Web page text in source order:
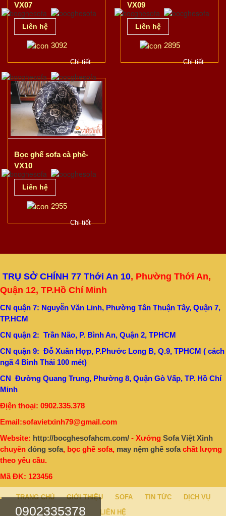
VX07
Liên hệ
3092
Chi tiết
VX09
Liên hệ
2895
Chi tiết
Bọc ghế sofa cà phê-
VX10
Liên hệ
2955
Chi tiết
TRỤ SỞ CHÍNH 77 Thới An 10, Phường Thới An,
Quận 12, TP.Hồ Chí Minh
CN quận 7: Nguyễn Văn Linh, Phường Tân Thuận Tây, Quận 7,
TP.HCM
CN quận 2: Trần Não, P. Bình An, Quận 2, TPHCM
CN quận 9: Đỗ Xuân Hợp, P.Phước Long B, Q.9, TPHCM ( cách
ngã 4 Bình Thái 100 mét)
CN Đường Quang Trung, Phường 8, Quận Gò Vấp, TP. Hồ Chí
Minh
Địện thoại: 0902.335.378
Email:sofavietxinh79@gmail.com
Website: http://bocghesofahcm.com/ - Xưởng Sofa Việt Xinh
chuyên đóng sofa, bọc ghế sofa, may nệm ghế sofachất lượng
theo yêu cầu.
Mã ĐK: 123456
TRANG CHỦ GIỚI THIỆU SOFA TIN TỨC
DỊCH VỤ
LIÊN HỆ
0902335378